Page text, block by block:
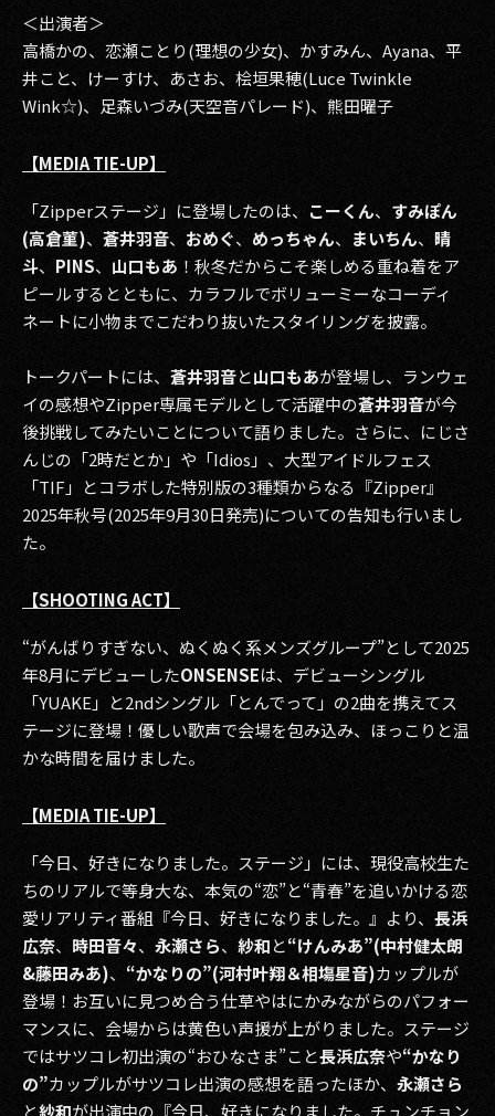
＜出演者＞
高橋かの、恋瀬ことり(理想の少女)、かすみん、Ayana、平
井こと、けーすけ、あさお、桧垣果穂(Luce Twinkle
Wink☆)、足森いづみ(天空音パレード)、熊田曜子
【MEDIA TIE-UP】
「Zipperステージ」に登場したのは、 こーくん、 すみぽん
(高倉菫)、 蒼井羽音、 おめぐ、 めっちゃん、 まいちん、 晴
斗、 PINS、 山口もあ ！秋冬だからこそ楽しめる重ね着をア
ピールするとともに、カラフルでボリューミーなコーディ
ネートに小物までこだわり抜いたスタイリングを披露。
トークパートには、 蒼井羽音と山口もあが登場し、ランウェ
イの感想やZipper専属モデルとして活躍中の蒼井羽音が今
後挑戦してみたいことについて語りました。さらに、にじさ
んじの「2時だとか」や「Idios」、大型アイドルフェス
「TIF」とコラボした特別版の3種類からなる『Zipper』
2025年秋号(2025年9月30日発売)についての告知も行いまし
た。
【SHOOTING ACT】
“がんばりすぎない、ぬくぬく系メンズグループ”として2025
年8月にデビューしたONSENSEは、デビューシングル
「YUAKE」と2ndシングル「とんでって」の2曲を携えてス
テージに登場！優しい歌声で会場を包み込み、ほっこりと温
かな時間を届けました。
【MEDIA TIE-UP】
「今日、好きになりました。ステージ」には、現役高校生た
ちのリアルで等身大な、本気の“恋”と“青春”を追いかける恋
愛リアリティ番組『今日、好きになりました。』より、 長浜
広奈、 時田音々、 永瀬さら、 紗和と“けんみあ”(中村健太朗
&藤田みあ)、 “かなりの”(河村叶翔＆相塲星音)カップルが
登場！お互いに見つめ合う仕草やはにかみながらのパフォー
マンスに、会場からは黄色い声援が上がりました。ステージ
ではサツコレ初出演の“おひなさま”こと長浜広奈や“かなり
の”カップルがサツコレ出演の感想を語ったほか、 永瀬さら
と紗和が出演中の『今日、好きになりました。チュンチョン